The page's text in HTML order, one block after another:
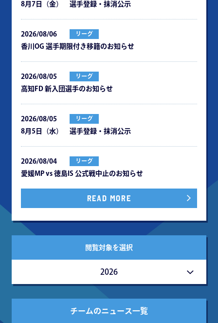
8月7日（金） 選手登録・抹消公示
2026/08/06 リーグ
⾹川OG 選⼿期限付き移籍のお知らせ
2026/08/05 リーグ
⾼知FD 新⼊団選⼿のお知らせ
2026/08/05 リーグ
8月5日（水） 選手登録・抹消公示
2026/08/04 リーグ
愛媛MP vs 徳島IS 公式戦中⽌のお知らせ
READ MORE
閲覧対象を選択
2026
チームのニュース一覧